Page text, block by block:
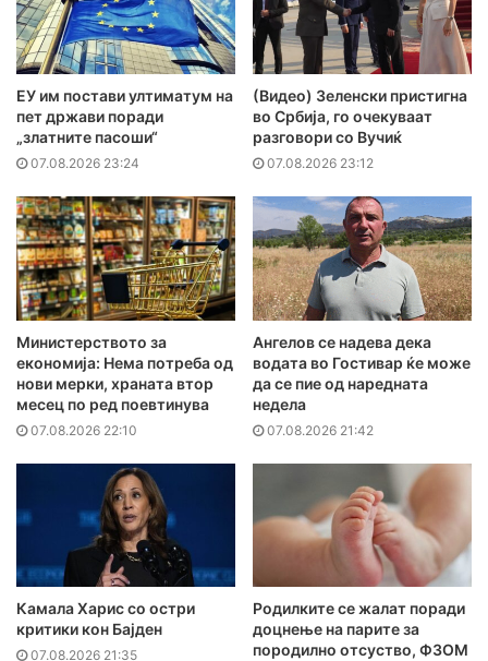
ЕУ им постави ултиматум на
пет држави поради
„златните пасоши“
07.08.2026 23:24
(Видео) Зеленски пристигна
во Србија, го очекуваат
разговори со Вучиќ
07.08.2026 23:12
Министерството за
економија: Нема потреба од
нови мерки, храната втор
месец по ред поевтинува
07.08.2026 22:10
Ангелов се надева дека
водата во Гостивар ќе може
да се пие од наредната
недела
07.08.2026 21:42
Камала Харис со остри
критики кон Бајден
07.08.2026 21:35
Родилките се жалат поради
доцнење на парите за
породилно отсуство, ФЗОМ